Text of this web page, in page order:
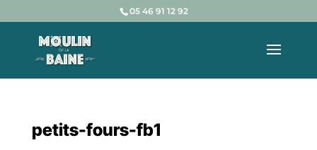
05 46 91 12 92
petits-fours-fb1